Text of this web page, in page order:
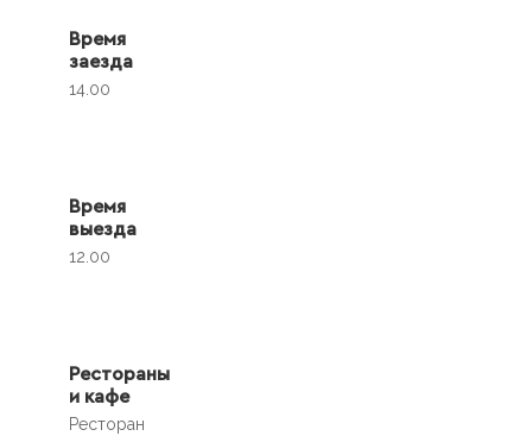
Время
заезда
14.00
Время
выезда
12.00
Рестораны
и кафе
Ресторан